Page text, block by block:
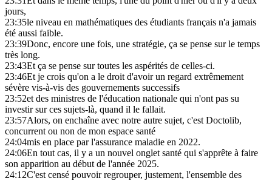
jours,
23:35le niveau en mathématiques des étudiants français n'a jamais
été aussi faible.
23:39Donc, encore une fois, une stratégie, ça se pense sur le temps
très long.
23:43Et ça se pense sur toutes les aspérités de celles-ci.
23:46Et je crois qu'on a le droit d'avoir un regard extrêmement
sévère vis-à-vis des gouvernements successifs
23:52et des ministres de l'éducation nationale qui n'ont pas su
investir sur ces sujets-là, quand il le fallait.
23:57Alors, on enchaîne avec notre autre sujet, c'est Doctolib,
concurrent ou non de mon espace santé
24:04mis en place par l'assurance maladie en 2022.
24:06En tout cas, il y a un nouvel onglet santé qui s'apprête à faire
son apparition au début de l'année 2025.
24:12C'est censé pouvoir regrouper, justement, l'ensemble des